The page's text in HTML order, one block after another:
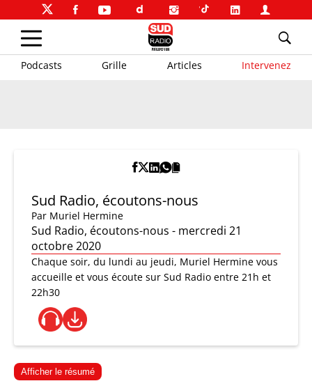
Podcasts Grille Articles Intervenez
Sud Radio, écoutons-nous
Par Muriel Hermine
Sud Radio, écoutons-nous - mercredi 21
octobre 2020
Chaque soir, du lundi au jeudi, Muriel Hermine vous
accueille et vous écoute sur Sud Radio entre 21h et
22h30
Afficher le résumé